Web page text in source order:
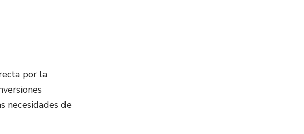
por la
necesidades de